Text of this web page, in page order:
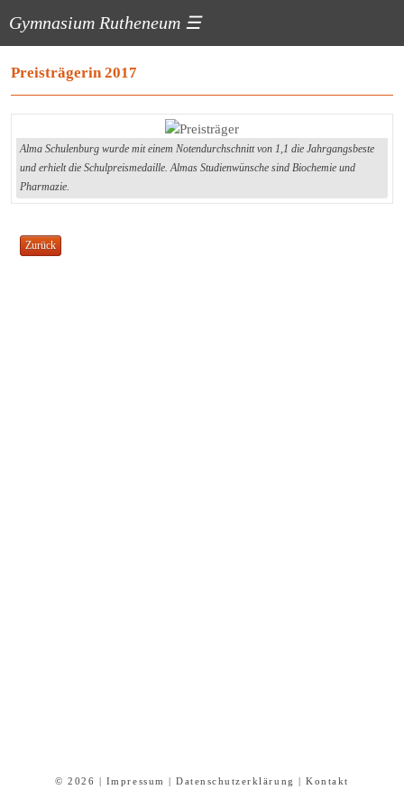
Gymnasium Rutheneum ☰
Preisträgerin 2017
Alma Schulenburg wurde mit einem Notendurchschnitt von 1,1 die Jahrgangsbeste
und erhielt die Schulpreismedaille. Almas Studienwünsche sind Biochemie und
Pharmazie.
© 2026 | Impressum |Datenschutzerklärung |Kontakt